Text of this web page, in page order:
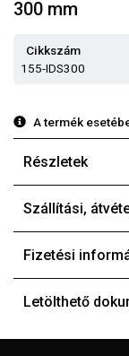
300 mm
Cikkszám
155-IDS300
A termék
Részletek
Szállítási,
Fizetési
Letölthető